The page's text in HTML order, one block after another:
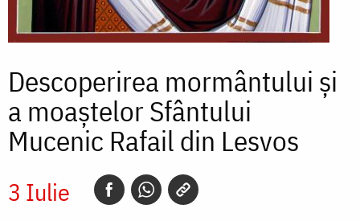
Descoperirea mormântului și
a moaștelor Sfântului
Mucenic Rafail din Lesvos
3 Iulie